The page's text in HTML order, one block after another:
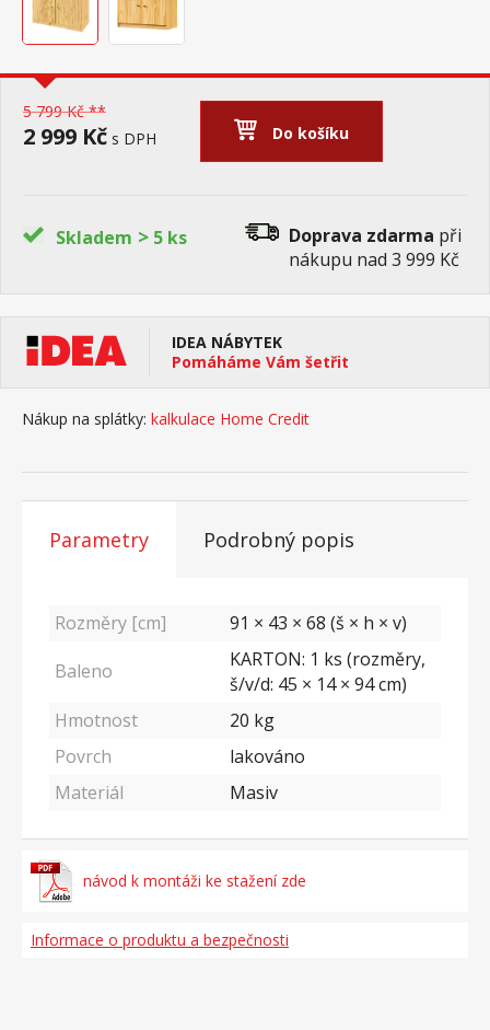
5 799 Kč **
2 999 Kč s DPH Do košíku
Skladem > 5 ks Doprava zdarma při
nákupu nad 3 999 Kč
IDEA NÁBYTEK
Pomáháme Vám šetřit
Nákup na splátky: kalkulace Home Credit
Parametry Podrobný popis
Rozměry [cm]
91 × 43 × 68 (š × h × v)
Baleno
KARTON: 1 ks (rozměry,
š/v/d: 45 × 14 × 94 cm)
Hmotnost
20 kg
Povrch
lakováno
Materiál
Masiv
návod k montáži ke stažení zde
Informace o produktu a bezpečnosti